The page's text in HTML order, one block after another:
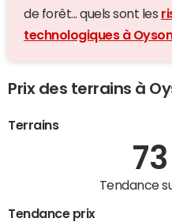
de forêt... quels sont les
technologiques à
Prix des terrains à
Terrains
73
Tendance
Tendance prix